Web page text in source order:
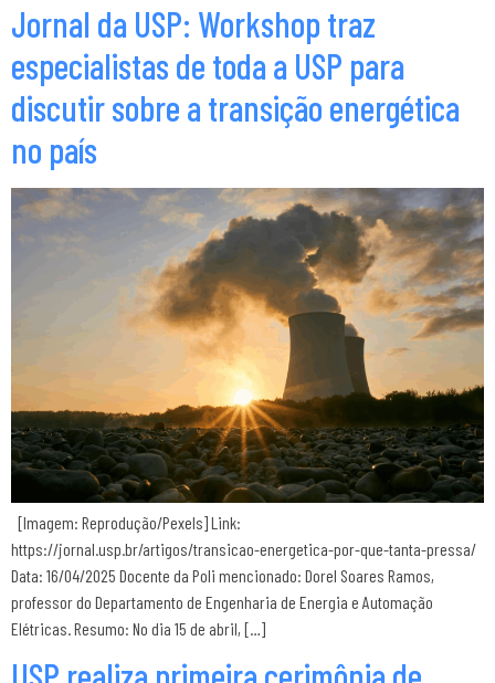
Jornal da USP: Workshop traz
especialistas de toda a USP para
discutir sobre a transição energética
no país
[Imagem: Reprodução/Pexels] Link:
https://jornal.usp.br/artigos/transicao-energetica-por-que-tanta-pressa/
Data: 16/04/2025 Docente da Poli mencionado: Dorel Soares Ramos,
professor do Departamento de Engenharia de Energia e Automação
Elétricas. Resumo: No dia 15 de abril, […]